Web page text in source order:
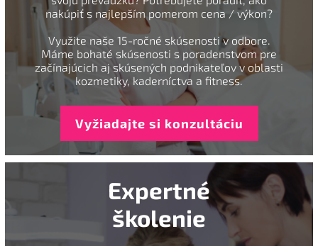
nakúpiť s najlepším pomerom cena / výkon?
Využite naše 15-ročné skúsenosti v odbore.
Máme bohaté skúsenosti s poradenstvom pre
začínajúcich aj skúsených podnikateľov v oblasti
kozmetiky, kaderníctva a fitness.
Vyžiadajte si konzultáciu
Expertné
školenie